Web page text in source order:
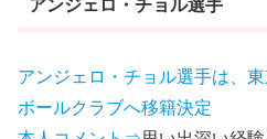
アンジェロ・チョル選手
アンジェロ・チョル選手は、
ボールクラブへ移籍決定